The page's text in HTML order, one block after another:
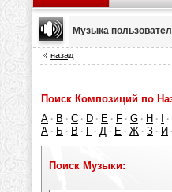
Музыка
назад
Поиск Композиций по
A · B · C · D · E · F · G · H · ·
А · Б · В · Г · Д · Е · Ж · З · И ·
Поиск Музыки: